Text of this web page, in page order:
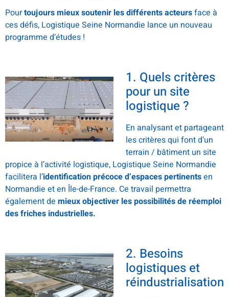
Pourtoujours mieux soutenir les différents acteursface à
ces défis, Logistique Seine Normandie lance un nouveau
programme d’études !
1. Quels critères
pour un site
logistique ?
En analysant et partageant
les critères qui font d’un
terrain / bâtiment un site
propice à l’activité logistique, Logistique Seine Normandie
facilitera l’identification précoce d’espaces pertinentsen
Normandie et en Île-de-France. Ce travail permettra
également de mieux objectiver les possibilités de réemploi
des friches industrielles.
2. Besoins
logistiques et
réindustrialisation